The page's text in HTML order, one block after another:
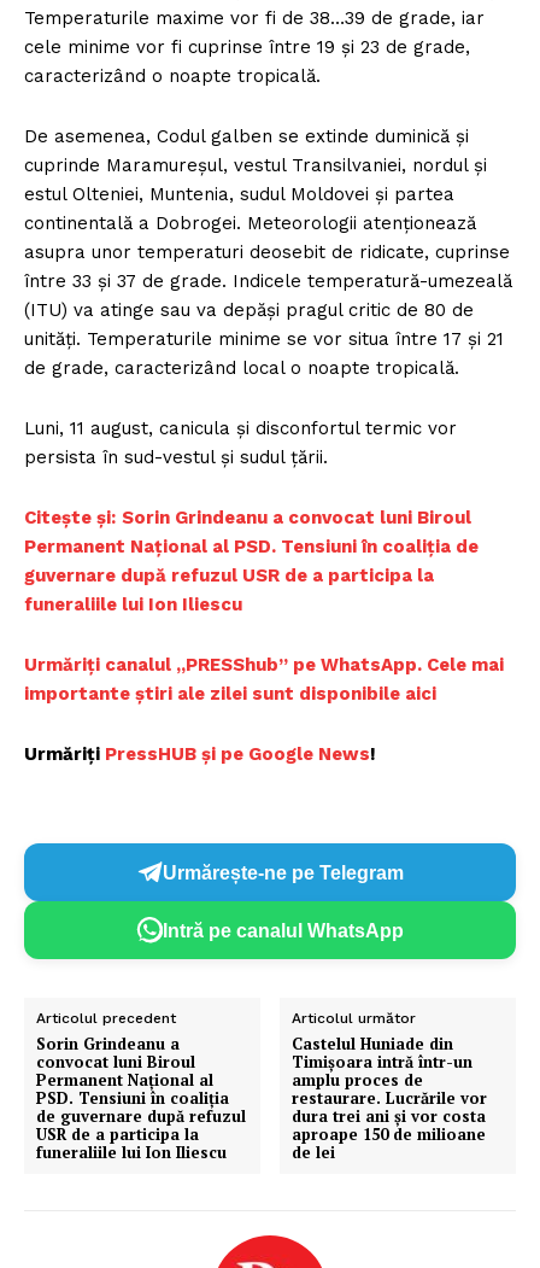
Temperaturile maxime vor fi de 38…39 de grade, iar
cele minime vor fi cuprinse între 19 şi 23 de grade,
caracterizând o noapte tropicală.
De asemenea, Codul galben se extinde duminică şi
cuprinde Maramureşul, vestul Transilvaniei, nordul şi
estul Olteniei, Muntenia, sudul Moldovei şi partea
continentală a Dobrogei. Meteorologii atenţionează
asupra unor temperaturi deosebit de ridicate, cuprinse
între 33 şi 37 de grade. Indicele temperatură-umezeală
(ITU) va atinge sau va depăşi pragul critic de 80 de
unităţi. Temperaturile minime se vor situa între 17 şi 21
de grade, caracterizând local o noapte tropicală.
Luni, 11 august, canicula şi disconfortul termic vor
persista în sud-vestul şi sudul ţării.
Citește și: Sorin Grindeanu a convocat luni Biroul
Permanent Național al PSD. Tensiuni în coaliția de
guvernare după refuzul USR de a participa la
funeraliile lui Ion Iliescu
Urmăriți canalul „PRESShub” pe WhatsApp. Cele mai
importante știri ale zilei sunt disponibile aici
Urmăriți PressHUB și pe Google News!
Urmărește-ne pe Telegram
Intră pe canalul WhatsApp
Articolul precedent
Sorin Grindeanu a
convocat luni Biroul
Permanent Național al
PSD. Tensiuni în coaliția
de guvernare după refuzul
USR de a participa la
funeraliile lui Ion Iliescu
Articolul următor
Castelul Huniade din
Timișoara intră într-un
amplu proces de
restaurare. Lucrările vor
dura trei ani și vor costa
aproape 150 de milioane
de lei